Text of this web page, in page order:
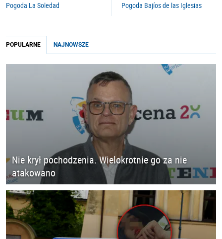
Pogoda La Soledad Pogoda Bajíos de las Iglesias
POPULARNE NAJNOWSZE
Nie krył pochodzenia. Wielokrotnie go za nie
atakowano